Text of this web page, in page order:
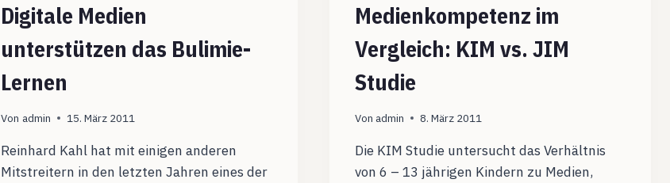
Digitale Medien
unterstützen das Bulimie-
Lernen
Von admin 15. März 2011
Reinhard Kahl hat mit einigen anderen
Mitstreitern in den letzten Jahren eines der
Medienkompetenz im
Vergleich: KIM vs. JIM
Studie
Von admin 8. März 2011
Die KIM Studie untersucht das Verhältnis
von 6 – 13 jährigen Kindern zu Medien,